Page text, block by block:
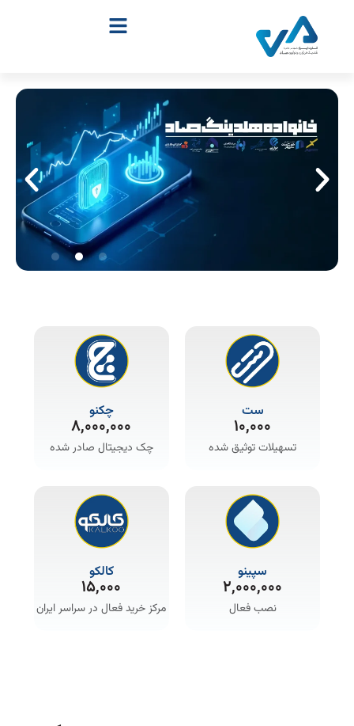
ست
تسهیلات توثیق شده
10,000
چکنو
چک دیجیتال صادر شده
8,000,000
سپینو
نصب فعال
2,000,000
کالکو
مرکز خرید فعال در سراسر ایران
15,000